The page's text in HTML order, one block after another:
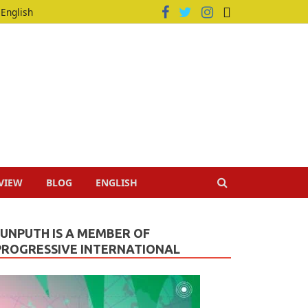
English
BLOG ENGLISH
IS A MEMBER OF
INTERNATIONAL